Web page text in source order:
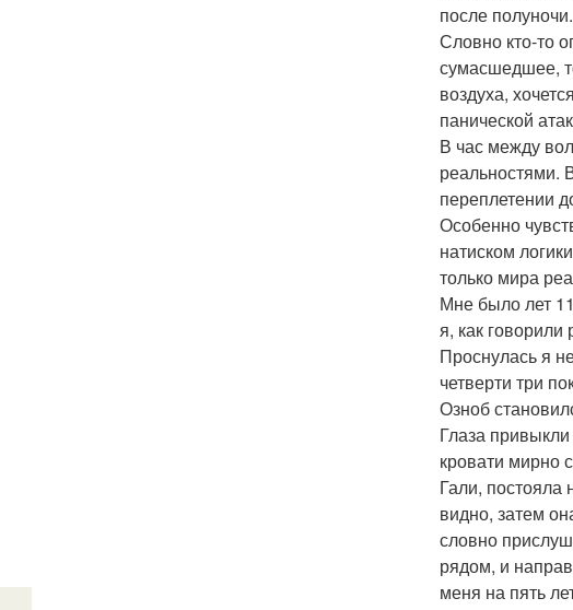
после полуночи.
Словно кто-то
сумасшедшее,
воздуха,
панической
В час между
реальностями.
переплетении
Особенно
натиском
только мира
Мне было лет
я, как
Проснулась я
четверти три
Озноб
Глаза
кровати мирно
Гали, постояла
видно, затем
словно
рядом, и
меня на пять